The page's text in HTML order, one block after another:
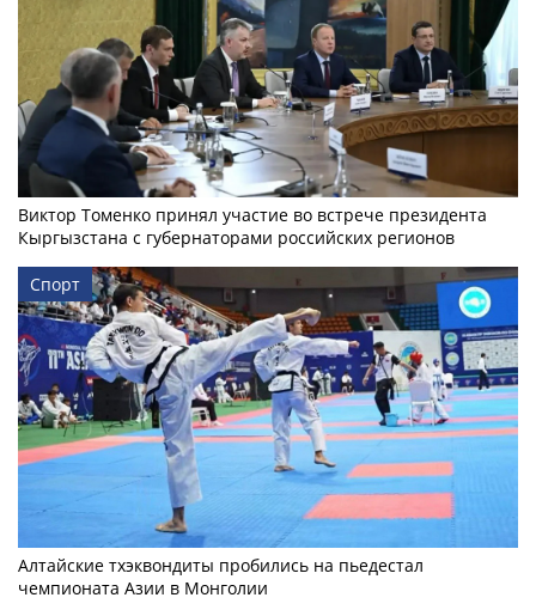
Виктор Томенко принял участие во встрече президента
Кыргызстана с губернаторами российских регионов
Спорт
Алтайские тхэквондиты пробились на пьедестал
чемпионата Азии в Монголии